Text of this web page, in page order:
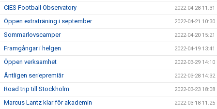
CIES Football Observatory 2022-04-28 11:31
Öppen extraträning i september 2022-04-21 10:30
Sommarlovscamper 2022-04-20 15:21
Framgångar i helgen 2022-04-19 13:41
Öppen verksamhet 2022-03-29 14:10
Äntligen seriepremiär 2022-03-28 14:32
Road trip till Stockholm 2022-03-23 18:08
Marcus Lantz klar för akademin 2022-03-18 11:25